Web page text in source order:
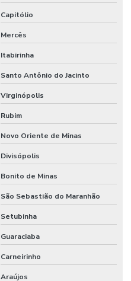
Capitólio
Mercês
Itabirinha
Santo Antônio do Jacinto
Virginópolis
Rubim
Novo Oriente de Minas
Divisópolis
Bonito de Minas
São Sebastião do Maranhão
Setubinha
Guaraciaba
Carneirinho
Araújos